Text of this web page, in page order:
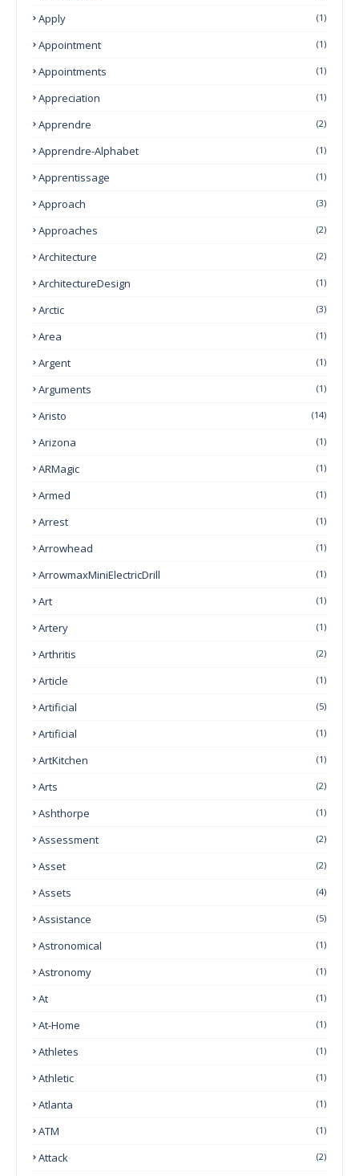
Apply (1)
Appointment (1)
Appointments (1)
Appreciation (1)
Apprendre (2)
Apprendre-Alphabet (1)
Apprentissage (1)
Approach (3)
Approaches (2)
Architecture (2)
ArchitectureDesign (1)
Arctic (3)
Area (1)
Argent (1)
Arguments (1)
Aristo (14)
Arizona (1)
ARMagic (1)
Armed (1)
Arrest (1)
Arrowhead (1)
ArrowmaxMiniElectricDrill (1)
Art (1)
Artery (1)
Arthritis (2)
Article (1)
Artificial (5)
Artificial (1)
ArtKitchen (1)
Arts (2)
Ashthorpe (1)
Assessment (2)
Asset (2)
Assets (4)
Assistance (5)
Astronomical (1)
Astronomy (1)
At (1)
At-Home (1)
Athletes (1)
Athletic (1)
Atlanta (1)
ATM (1)
Attack (2)